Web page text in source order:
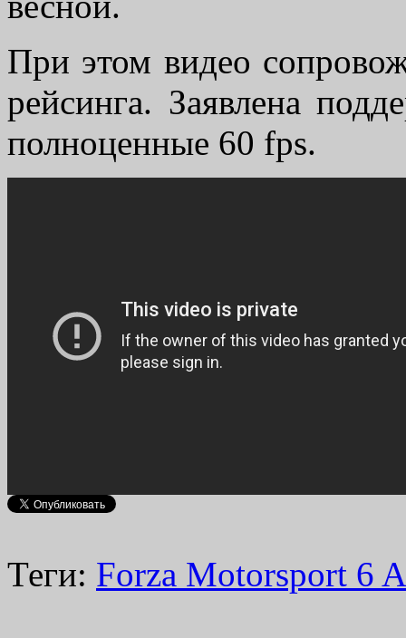
При этом видео
рейсинга. Заявлена
полноценные 60 fps.
Теги: Forza Motorsport 6